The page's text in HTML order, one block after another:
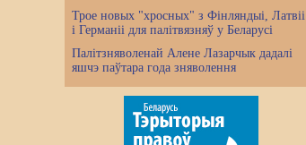
Трое новых "хросных" з Фінляндыі, Латвіі
і Германіі для палітвязняў у Беларусі
Палітзняволенай Алене Лазарчык дадалі
яшчэ паўтара года зняволення